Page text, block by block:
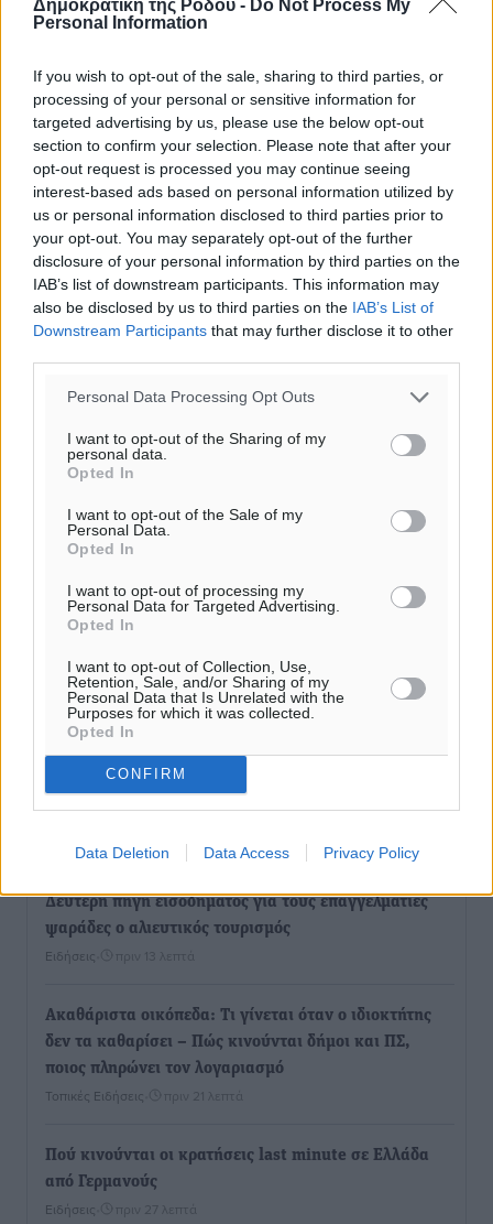
Δημοκρατική της Ρόδου - Do Not Process My
Personal Information
If you wish to opt-out of the sale, sharing to third parties, or
processing of your personal or sensitive information for
targeted advertising by us, please use the below opt-out
section to confirm your selection. Please note that after your
opt-out request is processed you may continue seeing
interest-based ads based on personal information utilized by
us or personal information disclosed to third parties prior to
your opt-out. You may separately opt-out of the further
disclosure of your personal information by third parties on the
IAB’s list of downstream participants. This information may
also be disclosed by us to third parties on the IAB’s List of
Downstream Participants that may further disclose it to other
Personal Data Processing Opt Outs
I want to opt-out of the Sharing of my
personal data.
Opted In
I want to opt-out of the Sale of my
Personal Data.
Opted In
I want to opt-out of processing my
Personal Data for Targeted Advertising.
Opted In
I want to opt-out of Collection, Use,
Retention, Sale, and/or Sharing of my
Personal Data that Is Unrelated with the
Purposes for which it was collected.
Opted In
CONFIRM
Data Deletion Data Access Privacy Policy
Δεύτερη πηγή εισοδήματος για τους επαγγελματίες
ψαράδες ο αλιευτικός τουρισμός
Ειδήσεις πριν 13 λεπτά
Ακαθάριστα οικόπεδα: Τι γίνεται όταν ο ιδιοκτήτης
δεν τα καθαρίσει – Πώς κινούνται δήμοι και ΠΣ,
ποιος πληρώνει τον λογαριασμό
Τοπικές Ειδήσεις πριν 21 λεπτά
Πού κινούνται οι κρατήσεις last minute σε Ελλάδα
από Γερμανούς
Ειδήσεις πριν 27 λεπτά